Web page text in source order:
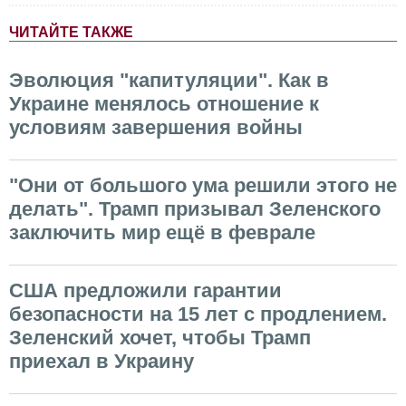
ЧИТАЙТЕ ТАКЖЕ
Эволюция "капитуляции". Как в
Украине менялось отношение к
условиям завершения войны
"Они от большого ума решили этого не
делать". Трамп призывал Зеленского
заключить мир ещё в феврале
США предложили гарантии
безопасности на 15 лет с продлением.
Зеленский хочет, чтобы Трамп
приехал в Украину